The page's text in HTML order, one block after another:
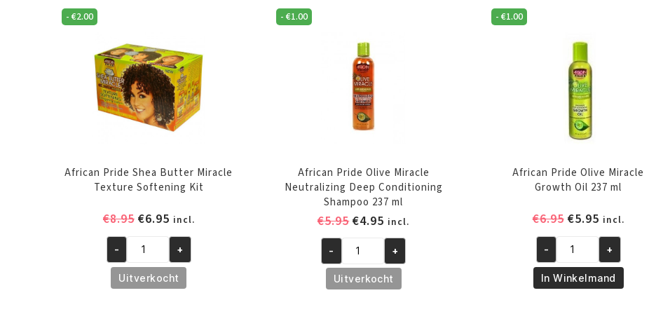
- €2.00
African Pride Shea Butter Miracle
Texture Softening Kit
€8.95 Oorspronkelijke
was:
€8.95.
€6.95Huidige
prijs
is:
€6.95.
incl.
African
Pride
Shea
- +
Uitverkocht
-€1.00
African Pride Olive Miracle
Neutralizing Deep Conditioning
Shampoo 237 ml
€5.95Oorspronkelijke
was:
€5.95.
€4.95 Huidige
prijs
is:
€4.95.
incl.
African
Pride
Olive
- +
Uitverkocht
- €1.00
African Pride Olive Miracle
Growth Oil 237 ml
€6.95 Oorspronkelijke
was:
€6.95.
€5.95Huidige
prijs
is:
€5.95.
incl.
African
Pride
Olive
- +
In Winkelmand